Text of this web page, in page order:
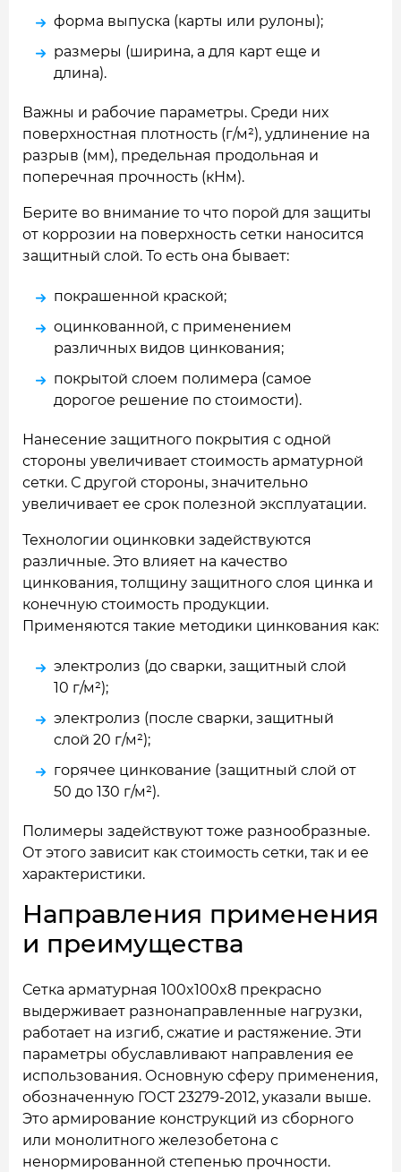
форма выпуска (карты или рулоны);
размеры (ширина, а для карт еще и
длина).
Важны и рабочие параметры. Среди них
поверхностная плотность (г/м²), удлинение на
разрыв (мм), предельная продольная и
поперечная прочность (кНм).
Берите во внимание то что порой для защиты
от коррозии на поверхность сетки наносится
защитный слой. То есть она бывает:
покрашенной краской;
оцинкованной, с применением
различных видов цинкования;
покрытой слоем полимера (самое
дорогое решение по стоимости).
Нанесение защитного покрытия с одной
стороны увеличивает стоимость арматурной
сетки. С другой стороны, значительно
увеличивает ее срок полезной эксплуатации.
Технологии оцинковки задействуются
различные. Это влияет на качество
цинкования, толщину защитного слоя цинка и
конечную стоимость продукции.
Применяются такие методики цинкования как:
электролиз (до сварки, защитный слой
10 г/м²);
электролиз (после сварки, защитный
слой 20 г/м²);
горячее цинкование (защитный слой от
50 до 130 г/м²).
Полимеры задействуют тоже разнообразные.
От этого зависит как стоимость сетки, так и ее
характеристики.
Направления применения
и преимущества
Сетка арматурная 100x100x8 прекрасно
выдерживает разнонаправленные нагрузки,
работает на изгиб, сжатие и растяжение. Эти
параметры обуславливают направления ее
использования. Основную сферу применения,
обозначенную ГОСТ 23279-2012, указали выше.
Это армирование конструкций из сборного
или монолитного железобетона с
ненормированной степенью прочности.